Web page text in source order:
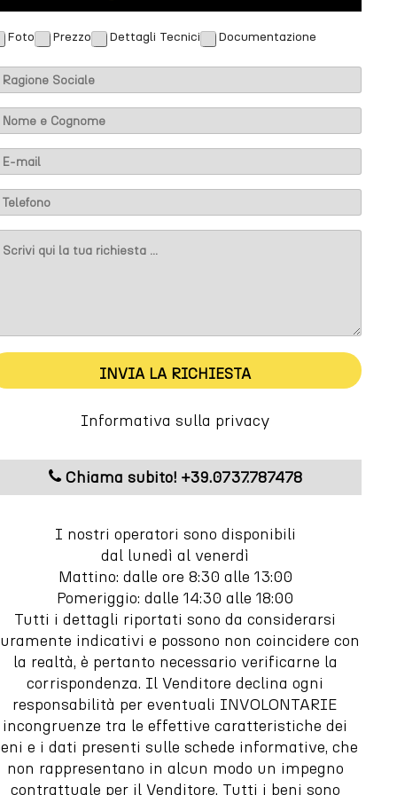
Foto Prezzo Dettagli Tecnici Documentazione
INVIA LA RICHIESTA
Informativa sulla privacy
Chiama subito! +39.0737.787478
I nostri operatori sono disponibili
dal lunedì al venerdì
Mattino: dalle ore 8:30 alle 13:00
Pomeriggio: dalle 14:30 alle 18:00
Tutti i dettagli riportati sono da considerarsi
indicativi e possono non coincidere con
la realtà, è pertanto necessario verificarne la
corrispondenza. Il Venditore declina ogni
responsabilità per eventuali INVOLONTARIE
incongruenze tra le effettive caratteristiche dei
e i dati presenti sulle schede informative, che
non rappresentano in alcun modo un impegno
contrattuale per il Venditore. Tutti i beni sono